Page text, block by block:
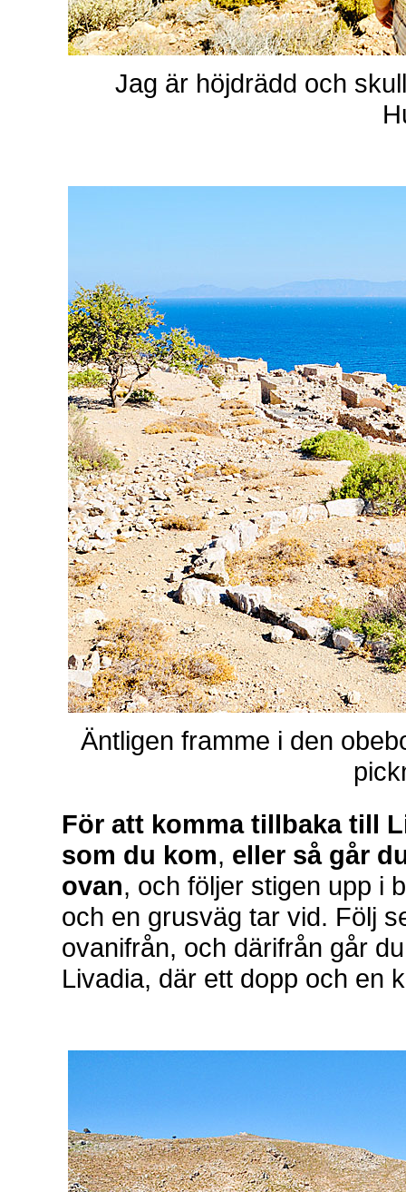
Jag är höjdrädd och
Äntligen framme i den
För att komma tillbaka till
som du kom, eller så går
ovan, och följer stigen upp i
och en grusväg tar vid. Följ
ovanifrån, och därifrån går
Livadia, där ett dopp och en